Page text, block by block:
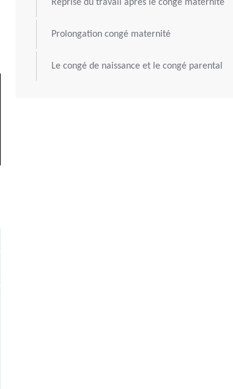
Reprise du travail après le congé maternité
Prolongation congé maternité
Le congé de naissance et le congé parental